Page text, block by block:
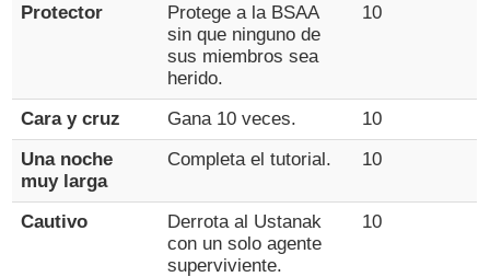
Protector
Protege a la BSAA
sin que ninguno de
sus miembros sea
herido.
10
Cara y cruz Gana 10 veces.
10
Una noche
muy larga
Completa el tutorial. 10
Cautivo
Derrota al Ustanak
con un solo agente
superviviente.
10